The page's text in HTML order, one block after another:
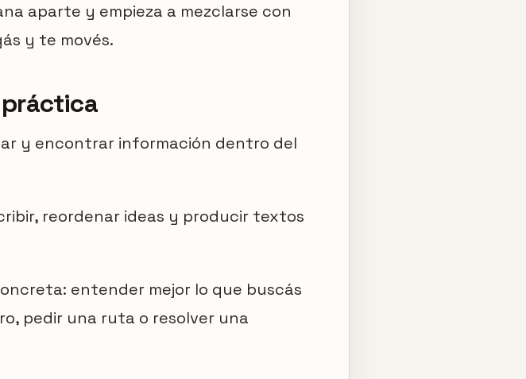
aparte y empieza a mezclarse con
y te movés.
práctica
y encontrar información dentro del
reordenar ideas y producir textos
entender mejor lo que buscás
pedir una ruta o resolver una